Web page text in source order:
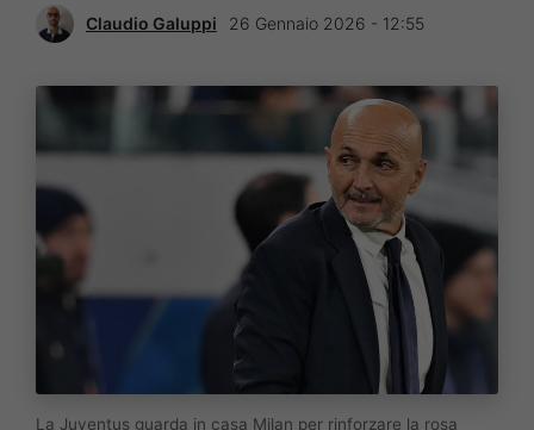
Claudio Galuppi 26 Gennaio 2026 - 12:55
La Juventus guarda in casa Milan per rinforzare la rosa